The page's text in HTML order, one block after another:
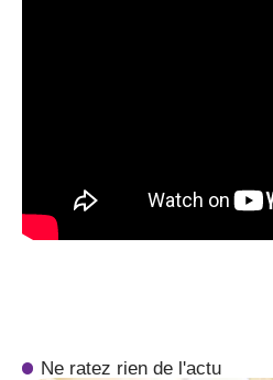
Ne ratez rien de l'actu